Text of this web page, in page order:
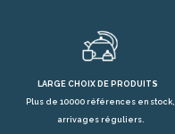
LARGE CHOIX DE PRODUITS
Plus de 10000 références en stock,
arrivages réguliers.